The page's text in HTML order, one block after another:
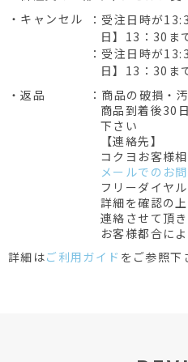
・キャンセル
：受注日時が
日】13：30ま
：受注日時が
日】13：30ま
・返品
：商品の破損・
商品到着後30
下さい
【連絡先】
コクヨお客様
メールでのお
フリーダイヤ
詳細を確認の
連絡させて頂き
お客様都合に
詳細はご利用ガイド をご参照下